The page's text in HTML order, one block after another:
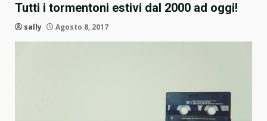
Tutti i tormentoni estivi dal 2000 ad oggi!
sally Agosto 8, 2017